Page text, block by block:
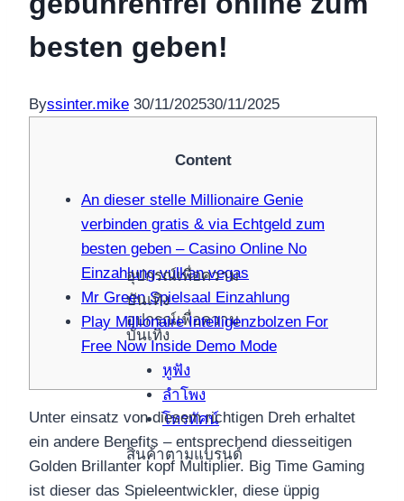
อุปกรณ์เพื่อความ
บันเทิง
อุปกรณ์เพื่อความ
บันเทิง
หูฟัง
ลำโพง
โทรทัศน์
สินค้าตามแบรนด์
besten geben!
Byssinter.mike 30/11/202530/11/2025
Content
An dieser stelle Millionaire Genie
verbinden gratis & via Echtgeld zum
besten geben – Casino Online No
Einzahlung vulkan vegas
Mr Green Spielsaal Einzahlung
Play Millionaire Intelligenzbolzen For
Free Now Inside Demo Mode
Unter einsatz von diesem richtigen Dreh erhaltet
ein andere Benefits – entsprechend diesseitigen
Golden Brillanter kopf Multiplier. Big Time Gaming
ist dieser das Spieleentwickler, diese üppig